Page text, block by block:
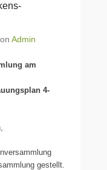
Admin
am
4-
gestellt.